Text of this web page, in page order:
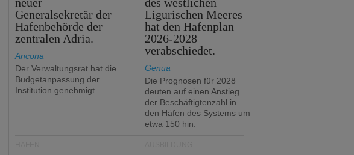
Generalsekretär der
Hafenbehörde der
zentralen Adria.
Ancona
Der Verwaltungsrat hat die
Budgetanpassung der
Institution genehmigt.
Ligurischen Meeres
hat den Hafenplan
2026-2028
verabschiedet.
Genua
Die Prognosen für 2028
deuten auf einen Anstieg
der Beschäftigtenzahl in
den Häfen des Systems um
etwa 150 hin.